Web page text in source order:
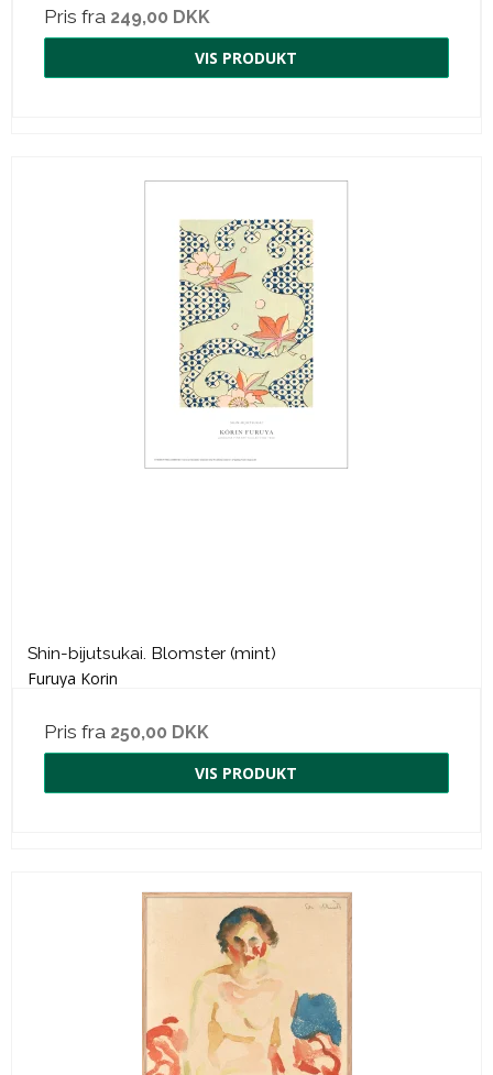
Pris fra 249,00 DKK
VIS PRODUKT
Shin-bijutsukai. Blomster (mint)
Furuya Korin
Pris fra 250,00 DKK
VIS PRODUKT